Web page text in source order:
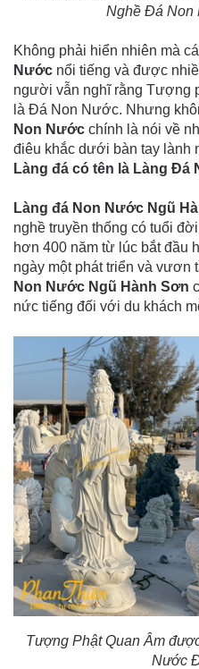
Nghề Đá Non
Không phải hiển nhiên mà
Nước nổi tiếng và được
người vẫn nghĩ rằng Tượng
là Đá Non Nước. Nhưng
Non Nước chính là nói về
điêu khắc dưới bàn tay lành
Làng đá có tên là Làng Đá
Làng đá Non Nước Ngũ
nghề truyền thống có tuổi
hơn 400 năm từ lúc bắt đầu
ngày một phát triển và vươn
Non Nước Ngũ Hành Sơn
nức tiếng đối với du khách
Tượng Phật Quan Âm
Nước